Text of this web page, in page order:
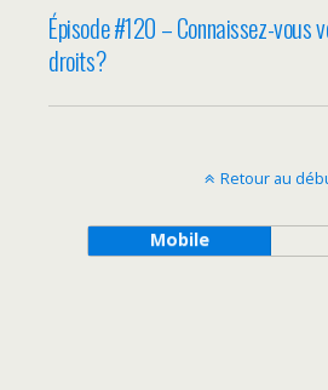
Épisode #120 – Connaissez-vous
droits?
Retour au
Mobile